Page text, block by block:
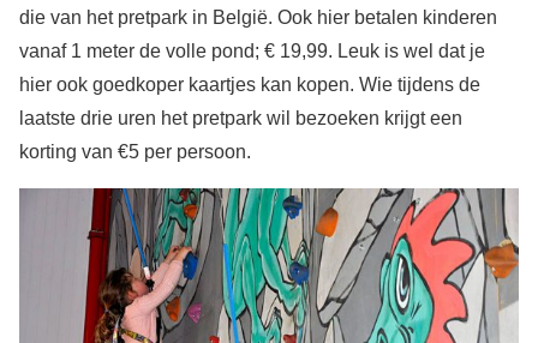
die van het pretpark in België. Ook hier betalen kinderen
vanaf 1 meter de volle pond; € 19,99. Leuk is wel dat je
hier ook goedkoper kaartjes kan kopen. Wie tijdens de
laatste drie uren het pretpark wil bezoeken krijgt een
korting van €5 per persoon.